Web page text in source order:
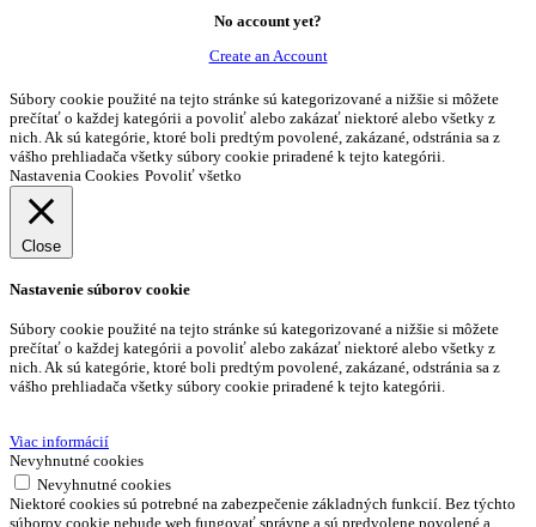
No account yet?
Create an Account
Súbory cookie použité na tejto stránke sú kategorizované a nižšie si môžete
prečítať o každej kategórii a povoliť alebo zakázať niektoré alebo všetky z
nich. Ak sú kategórie, ktoré boli predtým povolené, zakázané, odstránia sa z
vášho prehliadača všetky súbory cookie priradené k tejto kategórii.
Nastavenia Cookies Povoliť všetko
Close
Nastavenie súborov cookie
Súbory cookie použité na tejto stránke sú kategorizované a nižšie si môžete
prečítať o každej kategórii a povoliť alebo zakázať niektoré alebo všetky z
nich. Ak sú kategórie, ktoré boli predtým povolené, zakázané, odstránia sa z
vášho prehliadača všetky súbory cookie priradené k tejto kategórii.
Viac informácií
Nevyhnutné cookies
Nevyhnutné cookies
Niektoré cookies sú potrebné na zabezpečenie základných funkcií. Bez týchto
súborov cookie nebude web fungovať správne a sú predvolene povolené a